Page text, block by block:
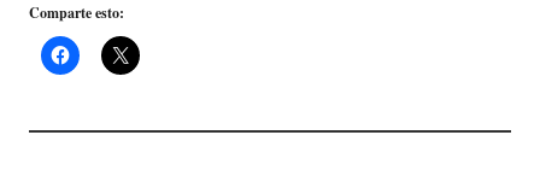
Comparte esto: